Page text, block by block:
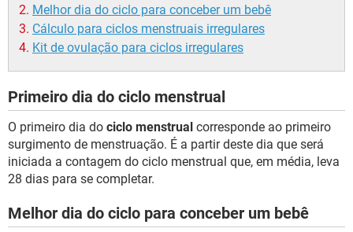
Melhor dia do ciclo para conceber um bebê
Cálculo para ciclos menstruais irregulares
Kit de ovulação para ciclos irregulares
Primeiro dia do ciclo menstrual
O primeiro dia do ciclo menstrual corresponde ao primeiro
surgimento de menstruação. É a partir deste dia que será
iniciada a contagem do ciclo menstrual que, em média, leva
28 dias para se completar.
Melhor dia do ciclo para conceber um bebê